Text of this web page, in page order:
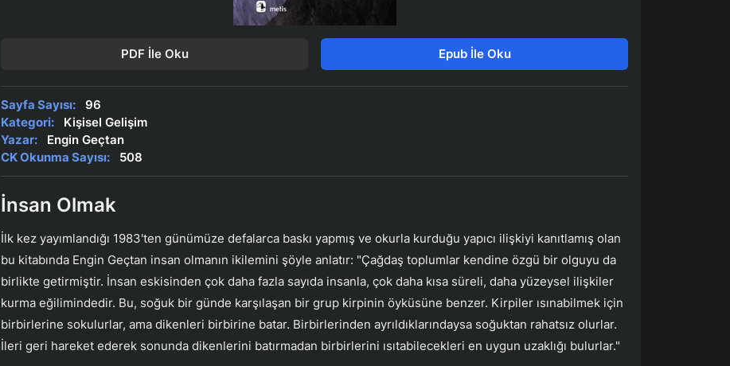
PDF İle Oku Epub İle Oku
Sayfa Sayısı:
96
Kategori:
Kişisel Gelişim
Yazar:
Engin Geçtan
CK Okunma Sayısı:
508
İnsan Olmak
İlk kez yayımlandığı 1983'ten günümüze defalarca baskı yapmış ve okurla kurduğu yapıcı ilişkiyi kanıtlamış olan
bu kitabında Engin Geçtan insan olmanın ikilemini şöyle anlatır: "Çağdaş toplumlar kendine özgü bir olguyu da
birlikte getirmiştir. İnsan eskisinden çok daha fazla sayıda insanla, çok daha kısa süreli, daha yüzeysel ilişkiler
kurma eğilimindedir. Bu, soğuk bir günde karşılaşan bir grup kirpinin öyküsüne benzer. Kirpiler ısınabilmek için
birbirlerine sokulurlar, ama dikenleri birbirine batar. Birbirlerinden ayrıldıklarındaysa soğuktan rahatsız olurlar.
İleri geri hareket ederek sonunda dikenlerini batırmadan birbirlerini ısıtabilecekleri en uygun uzaklığı bulurlar."